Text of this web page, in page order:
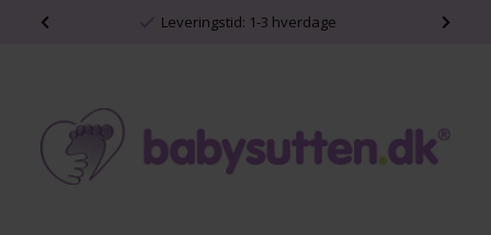
Leveringstid: 1-3 hverdage